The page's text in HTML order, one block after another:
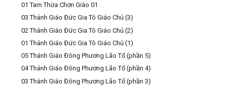
01 Tam Thừa Chơn Giáo 01
03 Thánh Giáo Đức Gia Tô Giáo Chủ (3)
02 Thánh Giáo Đức Gia Tô Giáo Chủ (2)
01 Thánh Giáo Đức Gia Tô Giáo Chủ (1)
05 Thánh Giáo Đông Phương Lão Tổ (phần 5)
04 Thánh Giáo Đông Phương Lão Tổ (phần 4)
03 Thánh Giáo Đông Phương Lão Tổ (phần 3)